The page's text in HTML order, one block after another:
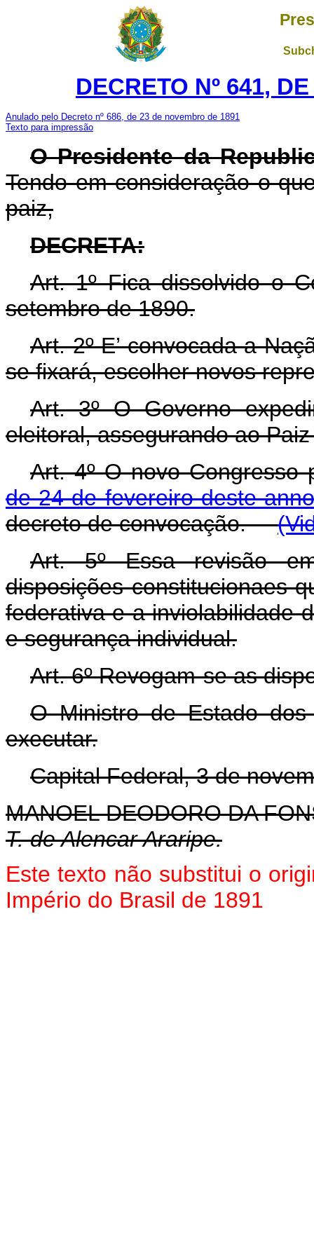
DECRETO Nº 641,
Anulado pelo Decreto nº 686, de 23 de novembro de 1891
Texto para impressão
O Presidente da
Tendo em consideração o
paiz,
DECRETA:
Art. 1º Fica dissolvido o
setembro de 1890.
Art. 2º E’ convocada a
se fixará, escolher novos
Art. 3º O Governo
eleitoral, assegurando ao
Art. 4º O novo
de 24 de fevereiro deste anno
decreto de convocação.
Art. 5º Essa revisão
disposições constitucionaes
federativa e a inviolabilidade
e segurança individual.
Art. 6º Revogam-se as
O Ministro de Estado
executar.
Capital Federal, 3 de
MANOEL DEODORO DA
T. de Alencar Araripe.
Este texto não substitui o
Império do Brasil de 1891